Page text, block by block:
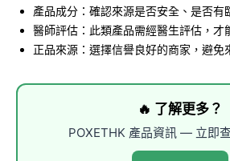
產品成分：確認來源是否安全、是否有
醫師評估：此類產品需經醫生評估，才
正品來源：選擇信譽良好的商家，避免
🔥 了解更多？
POXETHK 產品資訊 — 立即